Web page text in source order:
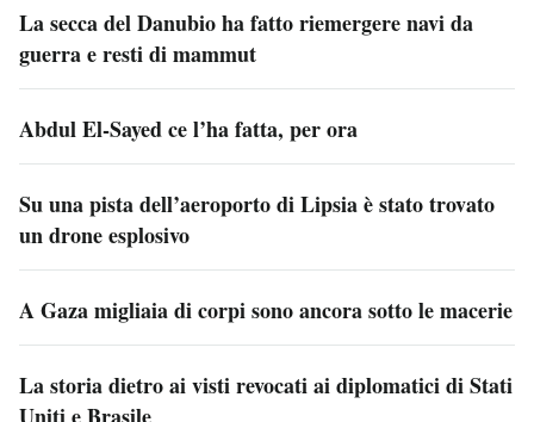
La secca del Danubio ha fatto riemergere navi da
guerra e resti di mammut
Abdul El-Sayed ce l’ha fatta, per ora
Su una pista dell’aeroporto di Lipsia è stato trovato
un drone esplosivo
A Gaza migliaia di corpi sono ancora sotto le macerie
La storia dietro ai visti revocati ai diplomatici di Stati